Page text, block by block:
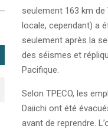
seulement 163 km
locale, cependant) a
seulement après la
des séismes et
Pacifique.
Selon TPECO, les
Daiichi ont été
avant de reprendre.